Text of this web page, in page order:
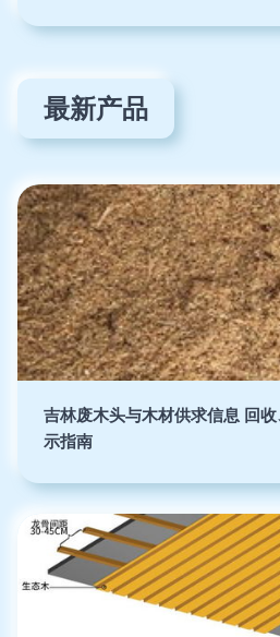
最新产品
吉林废木头与木材供求信息 回
示指南